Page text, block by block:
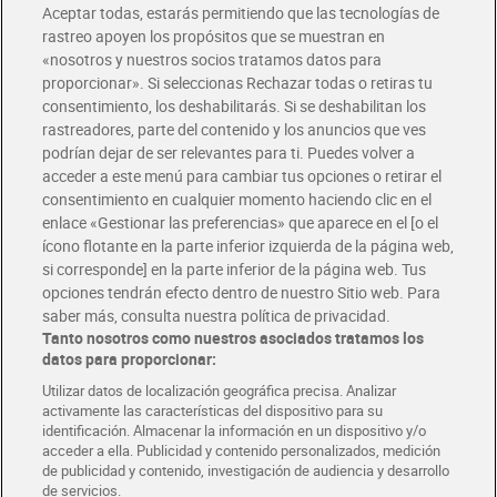
Envío estandar por 4,99€
Glovo y Uber Eats
Solicita tu factura de Glovo o Uber Eats
Únete al CLUB Dia
Disfruta las ventajas y ofertas exclusivas.
Descárgate la APP Dia
Folletos y Tiendas
Descubre las mejores ofertas y busca tu tienda más cercana
Tarjeta MaX Dia
Te devuelve hasta 8€/mes de tus compras.
¡Solicita tu tarjeta de crédito aquí!
COMER MEJOR CADA DIA
COLABORA CON DIA ABRE TU TIENDA DIA CORPORATE
Aceptar todas, estarás permitiendo que las tecnologías de
rastreo apoyen los propósitos que se muestran en
«nosotros y nuestros socios tratamos datos para
proporcionar». Si seleccionas Rechazar todas o retiras tu
consentimiento, los deshabilitarás. Si se deshabilitan los
rastreadores, parte del contenido y los anuncios que ves
podrían dejar de ser relevantes para ti. Puedes volver a
acceder a este menú para cambiar tus opciones o retirar el
consentimiento en cualquier momento haciendo clic en el
enlace «Gestionar las preferencias» que aparece en el [o el
ícono flotante en la parte inferior izquierda de la página web,
si corresponde] en la parte inferior de la página web. Tus
opciones tendrán efecto dentro de nuestro Sitio web. Para
saber más, consulta nuestra política de privacidad.
Tanto nosotros como nuestros asociados tratamos los
datos para proporcionar:
Utilizar datos de localización geográfica precisa. Analizar
activamente las características del dispositivo para su
identificación. Almacenar la información en un dispositivo y/o
acceder a ella. Publicidad y contenido personalizados, medición
de publicidad y contenido, investigación de audiencia y desarrollo
de servicios.